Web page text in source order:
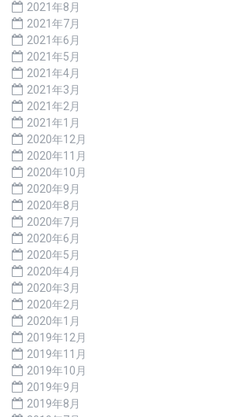
2021年8月
2021年7月
2021年6月
2021年5月
2021年4月
2021年3月
2021年2月
2021年1月
2020年12月
2020年11月
2020年10月
2020年9月
2020年8月
2020年7月
2020年6月
2020年5月
2020年4月
2020年3月
2020年2月
2020年1月
2019年12月
2019年11月
2019年10月
2019年9月
2019年8月